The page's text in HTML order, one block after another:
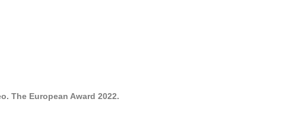
The European Award 2022.